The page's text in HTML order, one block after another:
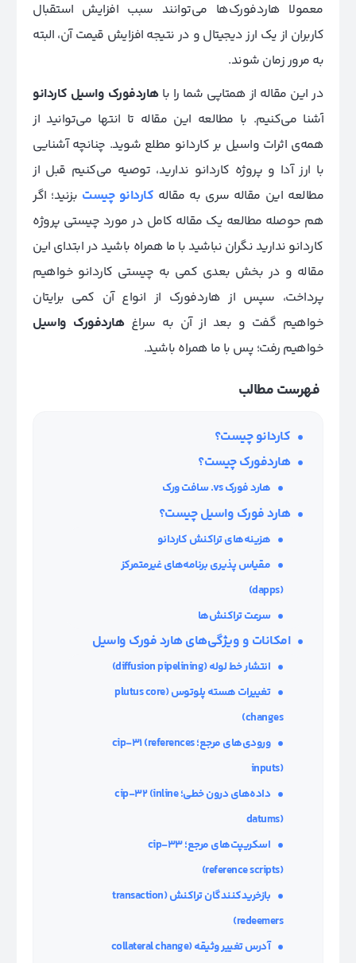
معمولا هاردفورک‌ها می‌توانند سبب افزایش استقبال
کاربران از یک ارز دیجیتال و در نتیجه افزایش قیمت آن، البته
به مرور زمان شوند.
در این مقاله از همتاپی شما را باهاردفورک واسیل کاردانو
آشنا می‌کنیم. با مطالعه این مقاله تا انتها می‌توانید از
همه‌ی اثرات واسیل بر کاردانو مطلع شوید. چنانچه آشنایی
با ارز آدا و پروژه کاردانو ندارید، توصیه می‌کنیم قبل از
مطالعه این مقاله سری به مقاله کاردانو چیست بزنید؛ اگر
هم حوصله مطالعه یک مقاله کامل در مورد چیستی پروژه
کاردانو ندارید نگران نباشید با ما همراه باشید در ابتدای این
مقاله و در بخش بعدی کمی به چیستی کاردانو خواهیم
پرداخت، سپس از هاردفورک از انواع آن کمی برایتان
خواهیم گفت و بعد از آن به سراغ هاردفورک واسیل
خواهیم رفت؛ پس با ما همراه باشید.
فهرست مطالب
کاردانو چیست؟
هاردفورک چیست؟
هارد فورکvs. سافت ورک
هارد فورک واسیل چیست؟
هزینه‌های تراکنش کاردانو
مقیاس پذیری برنامه‌های غیرمتمرکز
(dapps)
سرعت تراکنش‌ها
امکانات و ویژگی‌های هارد فورک واسیل
انتشار خط لوله(diffusion pipelining)
تغییرات هسته پلوتوس (plutus core
changes)
ورودی‌های مرجع؛
cip-31(references
inputs)
داده‌های درون خطی؛
cip-32(inline
datums)
اسکریپت‌های مرجع؛cip-33
(reference scripts)
بازخریدکنندگان تراکنش (transaction
redeemers)
آدرس تغییر وثیقه (collateral change